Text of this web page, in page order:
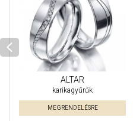
ALTAR
karikagyűrűk
MEGRENDELÉSRE